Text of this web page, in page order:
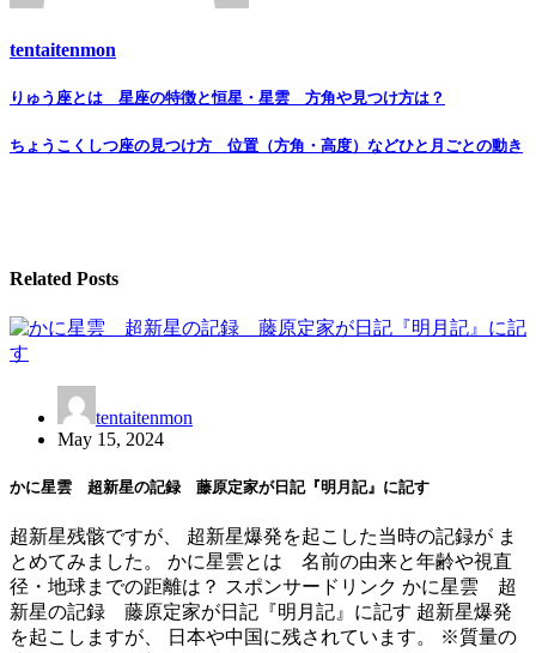
tentaitenmon
Post
navigation
りゅう座とは 星座の特徴と恒星・星雲 方角や見つけ方は？
ちょうこくしつ座の見つけ方 位置（方角・高度）などひと月ごとの動き
Related Posts
tentaitenmon
May 15, 2024
かに星雲 超新星の記録 藤原定家が日記『明月記』に記す
超新星残骸ですが、 超新星爆発を起こした当時の記録が ま
とめてみました。 かに星雲とは 名前の由来と年齢や視直
径・地球までの距離は？ スポンサードリンク かに星雲 超
新星の記録 藤原定家が日記『明月記』に記す 超新星爆発
を起こしますが、 日本や中国に残されています。 ※質量の